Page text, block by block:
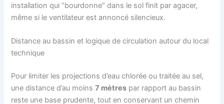
installation qui “bourdonne” dans le sol finit par agacer,
même si le ventilateur est annoncé silencieux.
Distance au bassin et logique de circulation autour du local
technique
Pour limiter les projections d’eau chlorée ou traitée au sel,
une distance d’au moins7 mètres par rapport au bassin
reste une base prudente, tout en conservant un chemin